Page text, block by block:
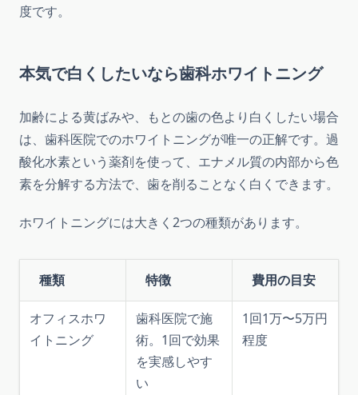
度です。
本気で白くしたいなら歯科ホワイトニング
加齢による黄ばみや、もとの歯の色より白くしたい場合
は、歯科医院でのホワイトニングが唯一の正解です。過
酸化水素という薬剤を使って、エナメル質の内部から色
素を分解する方法で、歯を削ることなく白くできます。
ホワイトニングには大きく2つの種類があります。
種類 特徴 費用の目安
オフィスホワ
イトニング
歯科医院で施
術。1回で効果
を実感しやす
い
1回1万〜5万円
程度